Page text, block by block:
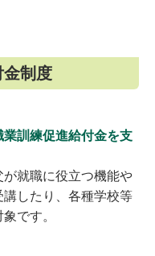
金制度
訓練促進給付金を支
就職に役立つ機能や
したり、各種学校等
です。